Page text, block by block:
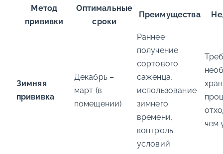
Метод
прививки
Оптимальные
сроки
Преимущества
Зимняя
прививка
Декабрь –
март (в
помещении)
Раннее
получение
сортового
саженца,
использование
зимнего
времени,
контроль
условий.
чем